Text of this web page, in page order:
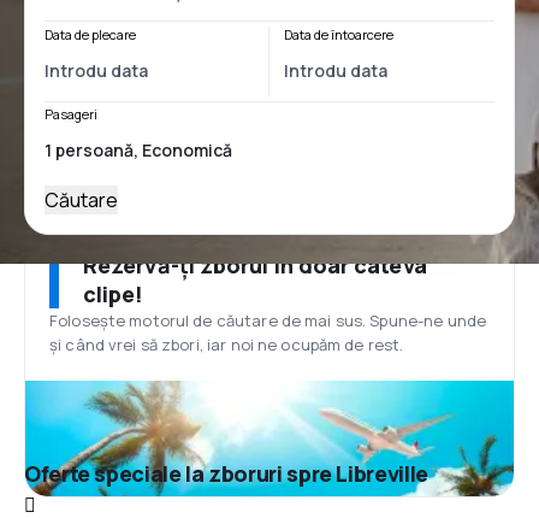
Data de plecare Data de întoarcere
Pasageri
Căutare
Rezervă-ți zborul în doar câteva
clipe!
Folosește motorul de căutare de mai sus. Spune-ne unde
și când vrei să zbori, iar noi ne ocupăm de rest.
Oferte speciale la zboruri spre Libreville